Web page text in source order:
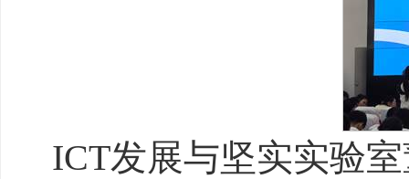
ICT发展与坚实实验